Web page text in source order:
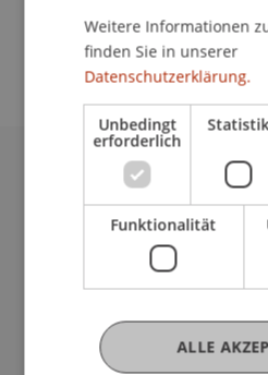
Studienverwaltung
Architektur
Universität Liechtenstein
Fürst-Franz-Josef-Strasse
9490 Vaduz
T +423 265 11 11
info@uni.li
Fußzeile Rechtliche
Rechtssammlung
Weitere Informationen
finden Sie in unserer
Datenschutzerklärung.
Unbedingt
erforderlich
Funktionalität
ALLE